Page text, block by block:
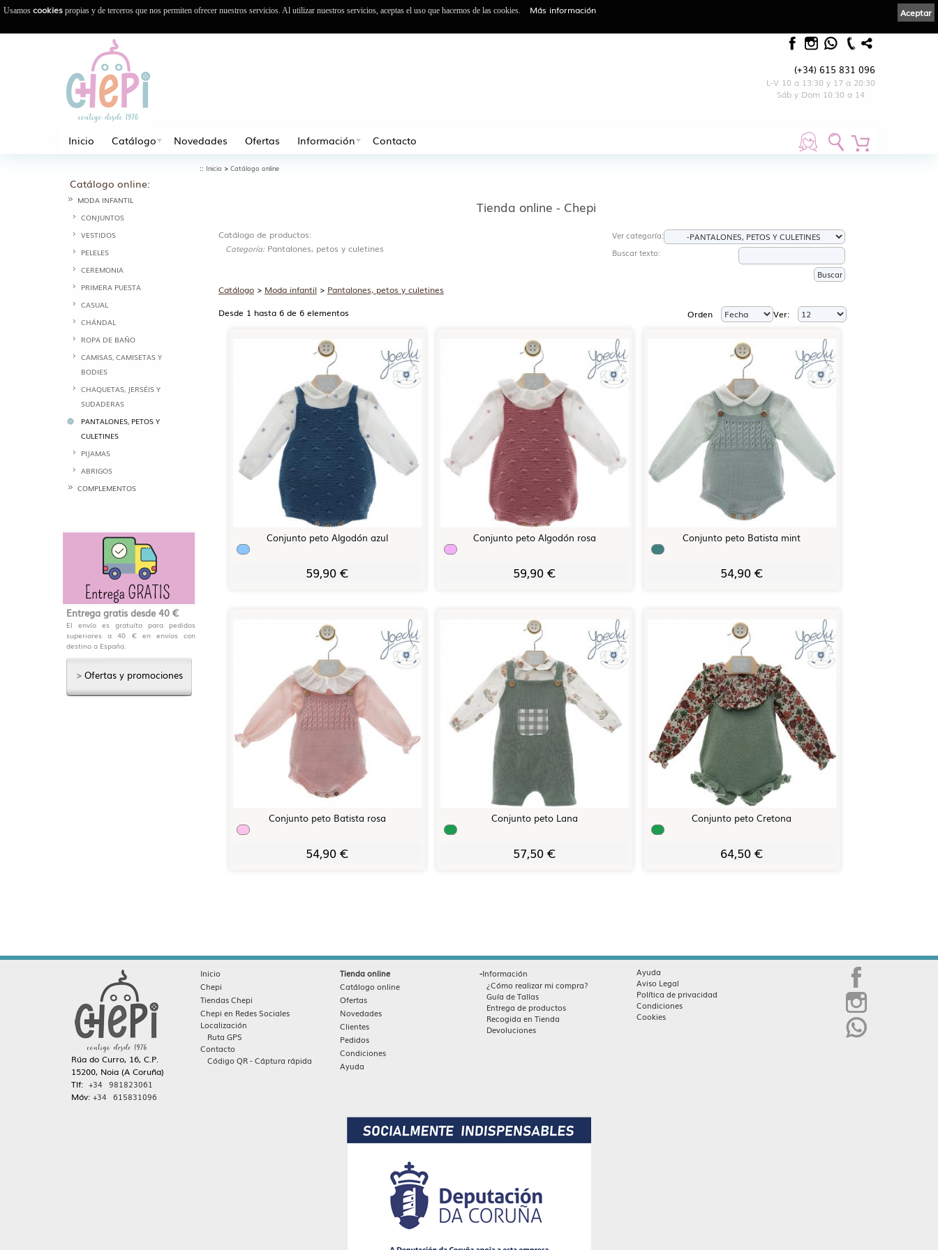
(+34) 615 831 096
L-V 10 a 13:30 y 17 a 20:30
Sáb y Dom 10:30 a 14
Inicio Catálogo Novedades Ofertas Información Contacto
Catálogo online:
MODA INFANTIL
CONJUNTOS
VESTIDOS
PELELES
CEREMONIA
PRIMERA PUESTA
CASUAL
CHÁNDAL
ROPA DE BAÑO
CAMISAS, CAMISETAS Y
BODIES
CHAQUETAS, JERSÉIS Y
SUDADERAS
PANTALONES, PETOS Y
CULETINES
PIJAMAS
ABRIGOS
COMPLEMENTOS
Entrega gratis desde 40 €
El envío es gratuíto para pedidos
superiores a 40 € en envíos con
destino a España.
> Ofertas y promociones
:: Inicio > Catálogo online
Tienda online - Chepi
Catálogo de productos:
Categoría:Pantalones, petos y culetines
Ver categoría:
Buscar texto:
Catálogo > Moda infantil > Pantalones, petos y culetines
Desde 1 hasta 6 de 6 elementos Ver:
Orden
Conjunto peto Algodón azul
59,90 €
Conjunto peto Algodón rosa
59,90 €
Conjunto peto Batista mint
54,90 €
Conjunto peto Batista rosa
54,90 €
Conjunto peto Lana
57,50 €
Conjunto peto Cretona
64,50 €
Rúa do Curro, 16, C.P.
15200, Noia (A Coruña)
Tlf: +34 981823061
Móv: +34 615831096
Inicio
Chepi
Tiendas Chepi
Chepi en Redes Sociales
Localización
Ruta GPS
Contacto
Código QR - Cáptura rápida
Tienda online
Catálogo online
Ofertas
Novedades
Clientes
Pedidos
Condiciones
Ayuda
-Información
¿Cómo realizar mi compra?
Guía de Tallas
Entrega de productos
Recogida en Tienda
Devoluciones
Ayuda
Aviso Legal
Política de privacidad
Condiciones
Cookies
Aceptar
Usamos cookies propias y de terceros que nos permiten ofrecer nuestros servicios. Al utilizar nuestros servicios, aceptas el uso que hacemos de las cookies. Más información